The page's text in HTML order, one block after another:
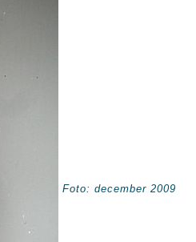
Foto: december 2009